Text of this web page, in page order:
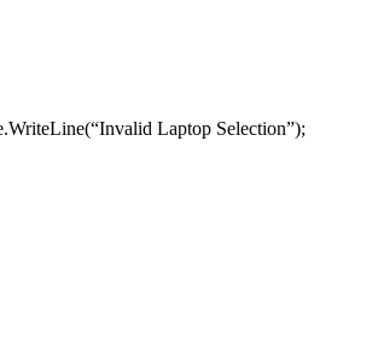
Laptop Selection”);